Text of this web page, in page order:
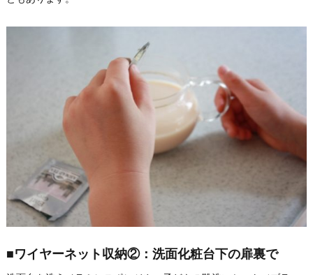
■ワイヤーネット収納②：洗面化粧台下の扉裏で